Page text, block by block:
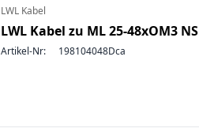
LWL Kabel
LWL Kabel zu ML 25-48xOM3
Artikel-Nr: 198104048Dca